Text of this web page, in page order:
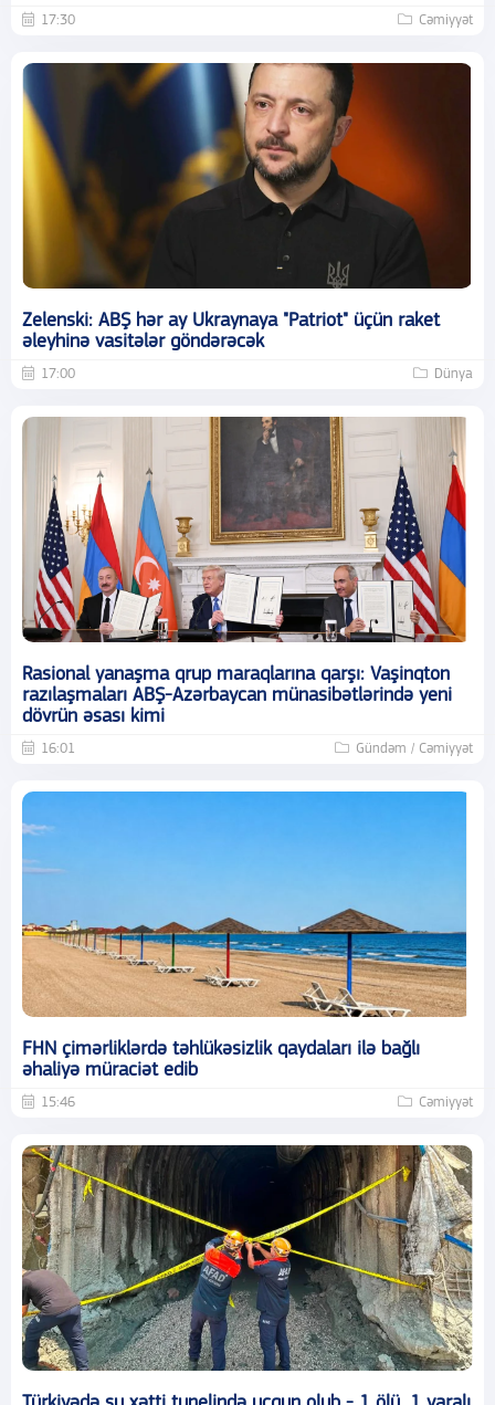
17:30 Cəmiyyət
Zelenski: ABŞ hər ay Ukraynaya "Patriot" üçün raket
əleyhinə vasitələr göndərəcək
17:00 Dünya
Rasional yanaşma qrup maraqlarına qarşı: Vaşinqton
razılaşmaları ABŞ-Azərbaycan münasibətlərində yeni
dövrün əsası kimi
16:01 Gündəm / Cəmiyyət
FHN çimərliklərdə təhlükəsizlik qaydaları ilə bağlı
əhaliyə müraciət edib
15:46 Cəmiyyət